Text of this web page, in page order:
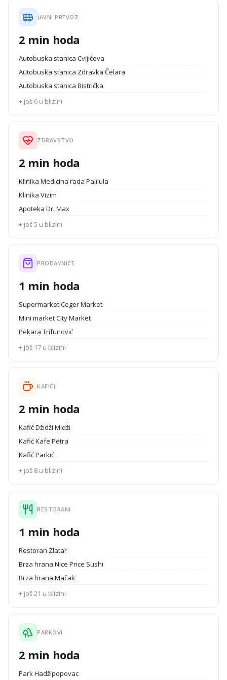
JAVNI PREVOZ
2 min hoda
Autobuska stanica Cvijićeva
Autobuska stanica Zdravka Čelara
Autobuska stanica Bistrička
+ još 6 u blizini
ZDRAVSTVO
2 min hoda
Klinika Medicina rada Palilula
Klinika Vizim
Apoteka Dr. Max
+ još 5 u blizini
PRODAVNICE
1 min hoda
Supermarket Ceger Market
Mini market City Market
Pekara Trifunović
+ još 17 u blizini
KAFIĆI
2 min hoda
Kafić Džidži Midži
Kafić Kafe Petra
Kafić Parkić
+ još 8 u blizini
RESTORANI
1 min hoda
Restoran Zlatar
Brza hrana Nice Price Sushi
Brza hrana Mačak
+ još 21 u blizini
PARKOVI
2 min hoda
Park Hadžipopovac